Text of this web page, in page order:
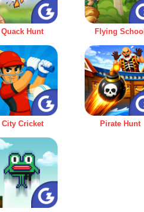
Quack Hunt Flying School
City Cricket Pirate Hunt